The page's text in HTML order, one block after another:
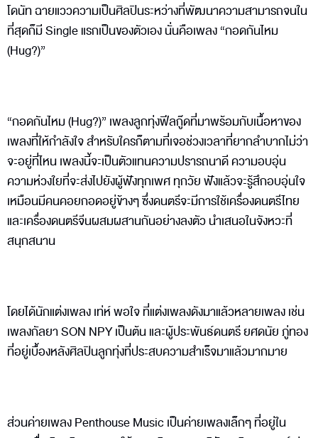
โดนัท ฉายแววความเป็นศิลปินระหว่างที่พัฒนาความสามารถจนใน
ที่สุดก็มี Single แรกเป็นของตัวเอง นั่นคือเพลง “กอดกันไหม
(Hug?)”
“กอดกันไหม (Hug?)” เพลงลูกทุ่งฟีลกู๊ดที่มาพร้อมกับเนื้อหาของ
เพลงที่ให้กำลังใจ สำหรับใครก็ตามที่เจอช่วงเวลาที่ยากลำบากไม่ว่า
จะอยู่ที่ไหน เพลงนี้จะเป็นตัวแทนความปรารถนาดี ความอบอุ่น
ความห่วงใยที่จะส่งไปยังผู้ฟังทุกเพศ ทุกวัย ฟังแล้วจะรู้สึกอบอุ่นใจ
เหมือนมีคนคอยกอดอยู่ข้างๆ ซึ่งดนตรีจะมีการใช้เครื่องดนตรีไทย
และเครื่องดนตรีจีนผสมผสานกันอย่างลงตัว นำเสนอในจังหวะที่
สนุกสนาน
โดยได้นักแต่งเพลง เท่ห์ พอใจ ที่แต่งเพลงดังมาแล้วหลายเพลง เช่น
เพลงกัลยา SON NPY เป็นต้น และผู้ประพันธ์ดนตรี ยศดนัย ภู่ทอง
ที่อยู่เบื้องหลังศิลปินลูกทุ่งที่ประสบความสำเร็จมาแล้วมากมาย
ส่วนค่ายเพลง Penthouse Music เป็นค่ายเพลงเล็กๆ ที่อยู่ใน